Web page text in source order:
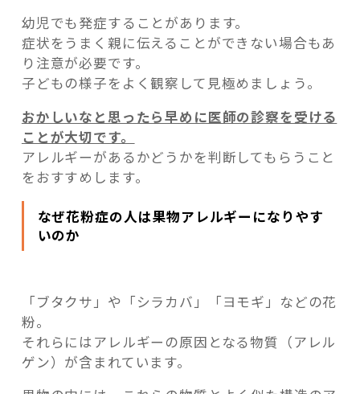
幼児でも発症することがあります。
症状をうまく親に伝えることができない場合もあ
り注意が必要です。
子どもの様子をよく観察して見極めましょう。
おかしいなと思ったら早めに医師の診察を受ける
ことが大切です。
アレルギーがあるかどうかを判断してもらうこと
をおすすめします。
なぜ花粉症の人は果物アレルギーになりやす
いのか
「ブタクサ」や「シラカバ」「ヨモギ」などの花
粉。
それらにはアレルギーの原因となる物質（アレル
ゲン）が含まれています。